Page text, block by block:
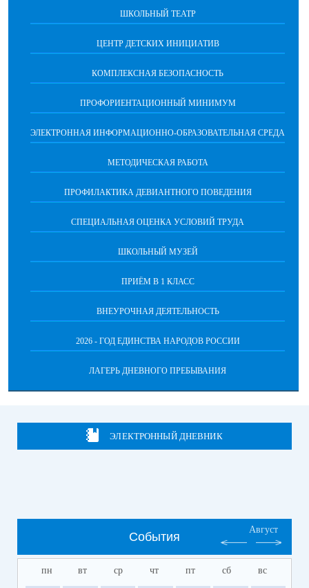
ШКОЛЬНЫЙ ТЕАТР
ЦЕНТР ДЕТСКИХ ИНИЦИАТИВ
КОМПЛЕКСНАЯ БЕЗОПАСНОСТЬ
ПРОФОРИЕНТАЦИОННЫЙ МИНИМУМ
ЭЛЕКТРОННАЯ ИНФОРМАЦИОННО-ОБРАЗОВАТЕЛЬНАЯ СРЕДА
МЕТОДИЧЕСКАЯ РАБОТА
ПРОФИЛАКТИКА ДЕВИАНТНОГО ПОВЕДЕНИЯ
СПЕЦИАЛЬНАЯ ОЦЕНКА УСЛОВИЙ ТРУДА
ШКОЛЬНЫЙ МУЗЕЙ
ПРИЁМ В 1 КЛАСС
ВНЕУРОЧНАЯ ДЕЯТЕЛЬНОСТЬ
2026 - ГОД ЕДИНСТВА НАРОДОВ РОССИИ
ЛАГЕРЬ ДНЕВНОГО ПРЕБЫВАНИЯ
ЭЛЕКТРОННЫЙ ДНЕВНИК
События
Август
пн вт ср чт пт сб вс